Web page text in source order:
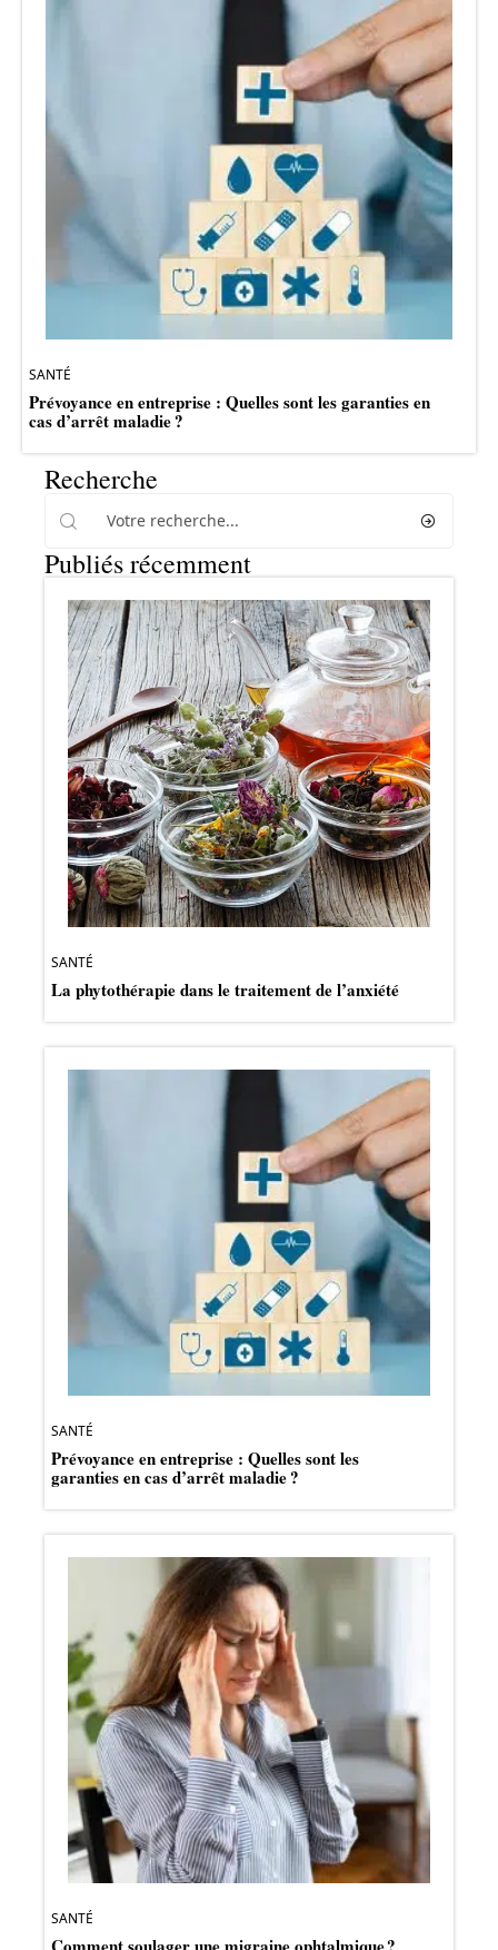
SANTÉ
Prévoyance en entreprise : Quelles sont les garanties en
cas d’arrêt maladie ?
Recherche
Publiés récemment
SANTÉ
La phytothérapie dans le traitement de l’anxiété
SANTÉ
Prévoyance en entreprise : Quelles sont les
garanties en cas d’arrêt maladie ?
SANTÉ